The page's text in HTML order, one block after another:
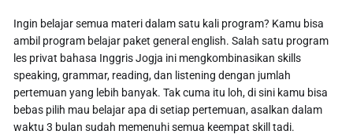
Ingin belajar semua materi dalam satu kali program? Kamu bisa
ambil program belajar paket general english. Salah satu program
les privat bahasa Inggris Jogja ini mengkombinasikan skills
speaking, grammar, reading, dan listening dengan jumlah
pertemuan yang lebih banyak. Tak cuma itu loh, di sini kamu bisa
bebas pilih mau belajar apa di setiap pertemuan, asalkan dalam
waktu 3 bulan sudah memenuhi semua keempat skill tadi.